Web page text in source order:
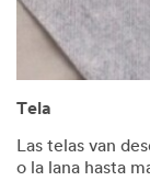
Tela
Las telas van
o la lana hasta